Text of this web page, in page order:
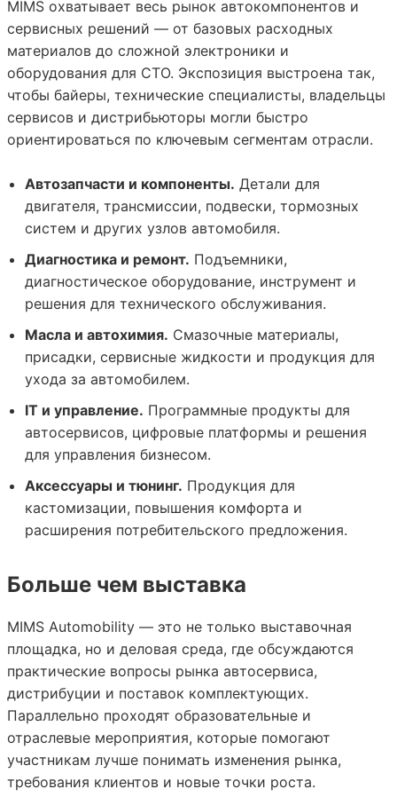
MIMS охватывает весь рынок автокомпонентов и
сервисных решений — от базовых расходных
материалов до сложной электроники и
оборудования для СТО. Экспозиция выстроена так,
чтобы байеры, технические специалисты, владельцы
сервисов и дистрибьюторы могли быстро
ориентироваться по ключевым сегментам отрасли.
Автозапчасти и компоненты. Детали для
двигателя, трансмиссии, подвески, тормозных
систем и других узлов автомобиля.
Диагностика и ремонт. Подъемники,
диагностическое оборудование, инструмент и
решения для технического обслуживания.
Масла и автохимия. Смазочные материалы,
присадки, сервисные жидкости и продукция для
ухода за автомобилем.
IT и управление. Программные продукты для
автосервисов, цифровые платформы и решения
для управления бизнесом.
Аксессуары и тюнинг. Продукция для
кастомизации, повышения комфорта и
расширения потребительского предложения.
Больше чем выставка
MIMS Automobility — это не только выставочная
площадка, но и деловая среда, где обсуждаются
практические вопросы рынка автосервиса,
дистрибуции и поставок комплектующих.
Параллельно проходят образовательные и
отраслевые мероприятия, которые помогают
участникам лучше понимать изменения рынка,
требования клиентов и новые точки роста.